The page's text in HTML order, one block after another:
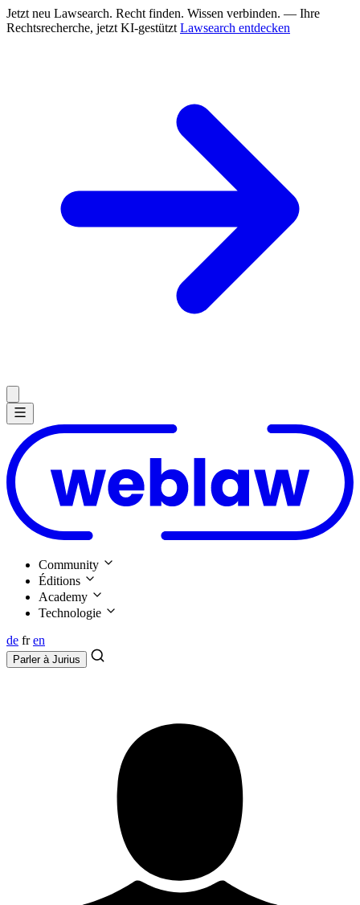
Jetzt neu Lawsearch. Recht finden. Wissen verbinden. — Ihre
Rechtsrecherche, jetzt KI-gestützt Lawsearch entdecken
Community
Éditions
Academy
Technologie
de fr en
Parler à Jurius